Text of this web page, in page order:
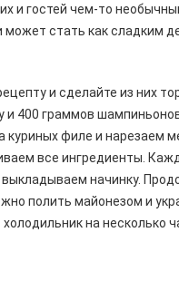
и гостей чем-то
может стать как сладким
и сделайте из них
и 400 граммов
куриных филе и нарезаем
все ингредиенты.
начинку.
полить майонезом и
на несколько